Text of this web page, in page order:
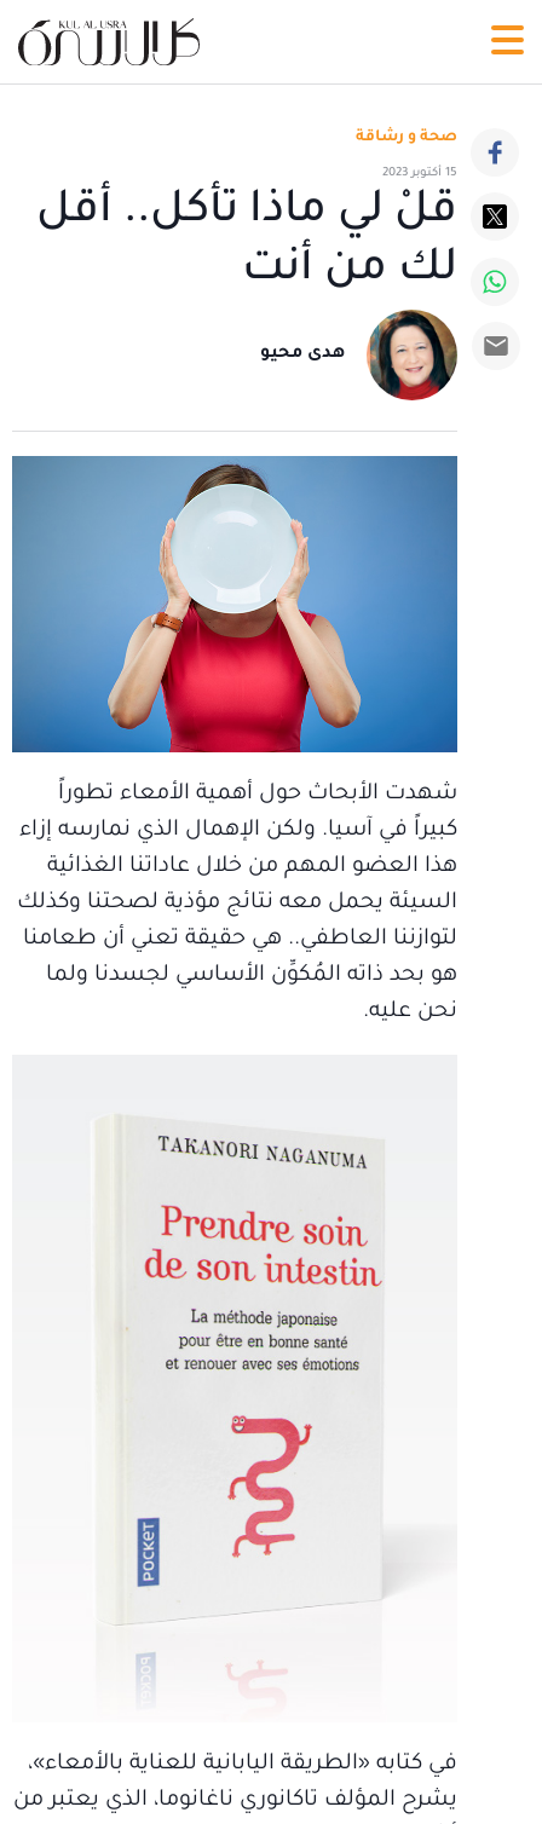
صحة و رشاقة
15 أكتوبر 2023
قلْ لي ماذا تأكل.. أقل
لك من أنت
هدى محيو
شهدت الأبحاث حول أهمية الأمعاء تطوراً
كبيراً في آسيا. ولكن الإهمال الذي نمارسه إزاء
هذا العضو المهم من خلال عاداتنا الغذائية
السيئة يحمل معه نتائج مؤذية لصحتنا وكذلك
لتوازننا العاطفي.. هي حقيقة تعني أن طعامنا
هو بحد ذاته المُكوِّن الأساسي لجسدنا ولما
نحن عليه.
في كتابه «الطريقة اليابانية للعناية بالأمعاء»،
يشرح المؤلف تاكانوري ناغانوما، الذي يعتبر من